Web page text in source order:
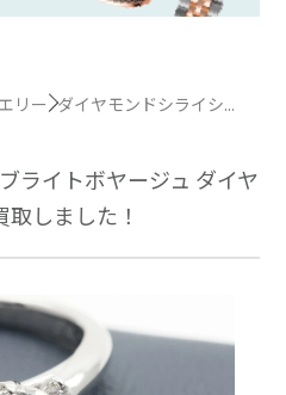
リー ダイヤモンドシライシ...
ライトボヤージュ ダイヤ
取しました！